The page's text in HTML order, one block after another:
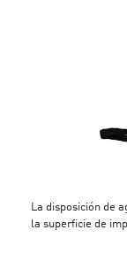
La disposición de
la superficie de